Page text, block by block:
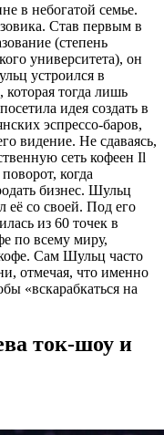
в небогатой семье.
Став первым в
(степень
университета), он
устроился в
тогда лишь
идея создать в
эспрессо-баров,
видение. Не сдаваясь,
сеть кофеен Il
когда
бизнес. Шульц
со своей. Под его
из 60 точек в
по всему миру,
Сам Шульц часто
отмечая, что именно
«вскарабкаться на
ток-шоу и